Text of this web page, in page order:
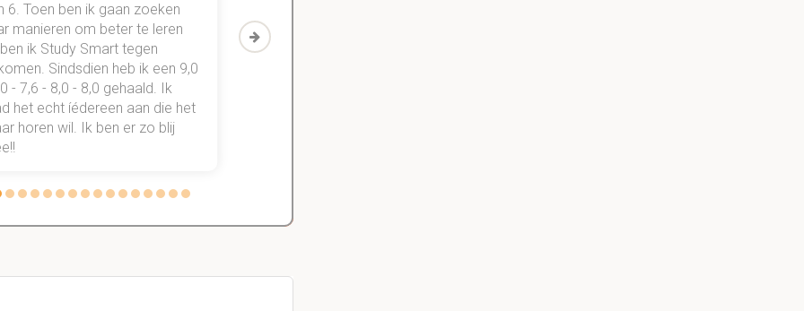
6. Toen ben ik gaan zoeken
manieren om beter te leren
ik Study Smart tegen
Sindsdien heb ik een 9,0
- 7,6 - 8,0 - 8,0 gehaald. Ik
het echt íédereen aan die het
horen wil. Ik ben er zo blij
vakken. Sinds ik mijn
aantekeningen digitaal maak in